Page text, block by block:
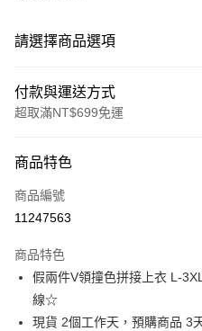
請選擇商品選項
付款與運送方式
超取滿NT$699免運
信用卡一次付款
超商取貨付款
Apple Pay
街口支付
商品特色
商品編號
11247563
商品特色
假兩件V領撞色拼接上衣 L-
線☆
現貨 2個工作天，預購商品 3